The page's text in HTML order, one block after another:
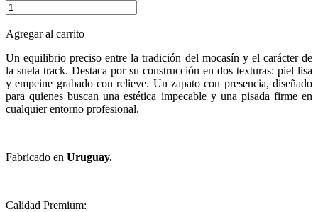
+
Agregar al carrito
Un equilibrio preciso entre la tradición del mocasín y el carácter de
la suela track. Destaca por su construcción en dos texturas: piel lisa
y empeine grabado con relieve. Un zapato con presencia, diseñado
para quienes buscan una estética impecable y una pisada firme en
cualquier entorno profesional.
Fabricado en Uruguay.
Calidad Premium: